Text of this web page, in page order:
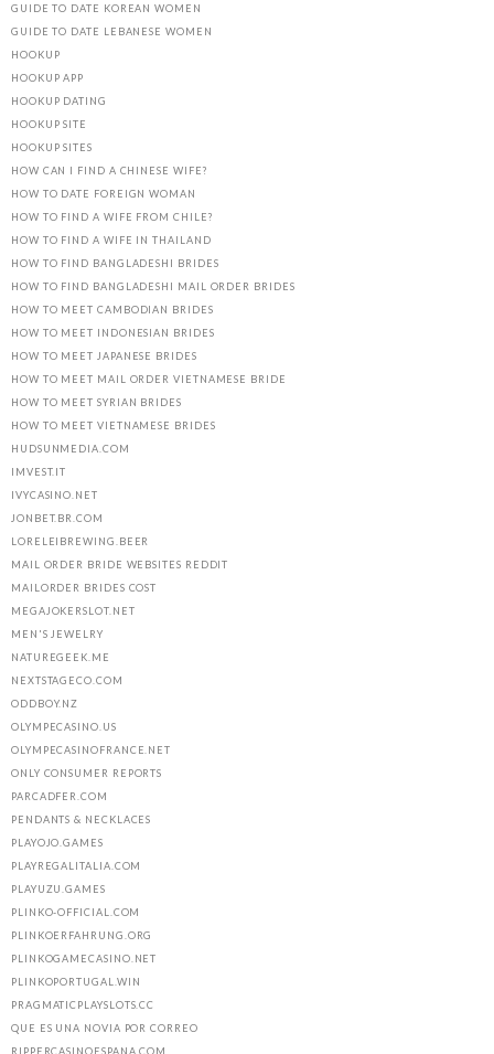
GUIDE TO DATE KOREAN WOMEN
GUIDE TO DATE LEBANESE WOMEN
HOOKUP
HOOKUP APP
HOOKUP DATING
HOOKUP SITE
HOOKUP SITES
HOW CAN I FIND A CHINESE WIFE?
HOW TO DATE FOREIGN WOMAN
HOW TO FIND A WIFE FROM CHILE?
HOW TO FIND A WIFE IN THAILAND
HOW TO FIND BANGLADESHI BRIDES
HOW TO FIND BANGLADESHI MAIL ORDER BRIDES
HOW TO MEET CAMBODIAN BRIDES
HOW TO MEET INDONESIAN BRIDES
HOW TO MEET JAPANESE BRIDES
HOW TO MEET MAIL ORDER VIETNAMESE BRIDE
HOW TO MEET SYRIAN BRIDES
HOW TO MEET VIETNAMESE BRIDES
HUDSUNMEDIA.COM
IMVEST.IT
IVYCASINO.NET
JONBET.BR.COM
LORELEIBREWING.BEER
MAIL ORDER BRIDE WEBSITES REDDIT
MAILORDER BRIDES COST
MEGAJOKERSLOT.NET
MEN'S JEWELRY
NATUREGEEK.ME
NEXTSTAGECO.COM
ODDBOY.NZ
OLYMPECASINO.US
OLYMPECASINOFRANCE.NET
ONLY CONSUMER REPORTS
PARCADFER.COM
PENDANTS & NECKLACES
PLAYOJO.GAMES
PLAYREGALITALIA.COM
PLAYUZU.GAMES
PLINKO-OFFICIAL.COM
PLINKOERFAHRUNG.ORG
PLINKOGAMECASINO.NET
PLINKOPORTUGAL.WIN
PRAGMATICPLAYSLOTS.CC
QUE ES UNA NOVIA POR CORREO
RIPPERCASINOESPANA.COM